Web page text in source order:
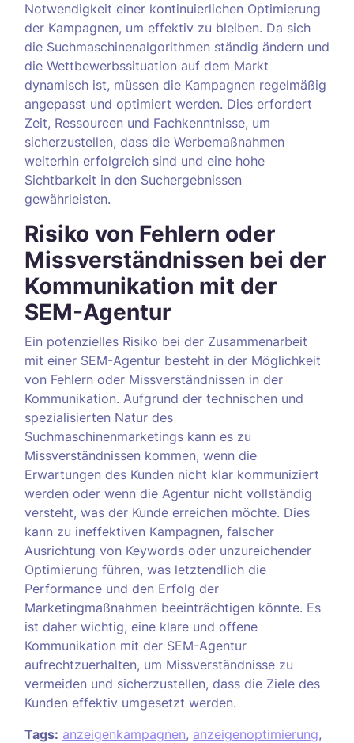
Notwendigkeit einer kontinuierlichen Optimierung
der Kampagnen, um effektiv zu bleiben. Da sich
die Suchmaschinenalgorithmen ständig ändern und
die Wettbewerbssituation auf dem Markt
dynamisch ist, müssen die Kampagnen regelmäßig
angepasst und optimiert werden. Dies erfordert
Zeit, Ressourcen und Fachkenntnisse, um
sicherzustellen, dass die Werbemaßnahmen
weiterhin erfolgreich sind und eine hohe
Sichtbarkeit in den Suchergebnissen
gewährleisten.
Risiko von Fehlern oder
Missverständnissen bei der
Kommunikation mit der
SEM-Agentur
Ein potenzielles Risiko bei der Zusammenarbeit
mit einer SEM-Agentur besteht in der Möglichkeit
von Fehlern oder Missverständnissen in der
Kommunikation. Aufgrund der technischen und
spezialisierten Natur des
Suchmaschinenmarketings kann es zu
Missverständnissen kommen, wenn die
Erwartungen des Kunden nicht klar kommuniziert
werden oder wenn die Agentur nicht vollständig
versteht, was der Kunde erreichen möchte. Dies
kann zu ineffektiven Kampagnen, falscher
Ausrichtung von Keywords oder unzureichender
Optimierung führen, was letztendlich die
Performance und den Erfolg der
Marketingmaßnahmen beeinträchtigen könnte. Es
ist daher wichtig, eine klare und offene
Kommunikation mit der SEM-Agentur
aufrechtzuerhalten, um Missverständnisse zu
vermeiden und sicherzustellen, dass die Ziele des
Kunden effektiv umgesetzt werden.
Tags: anzeigenkampagnen, anzeigenoptimierung,